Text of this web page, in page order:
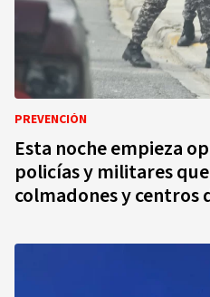
PREVENCIÓN
Esta noche empieza
policías y militares
colmadones y centros